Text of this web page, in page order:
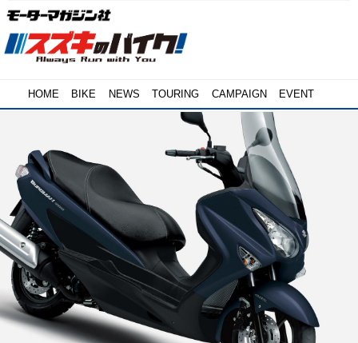
HOME BIKE NEWS TOURING CAMPAIGN EVENT